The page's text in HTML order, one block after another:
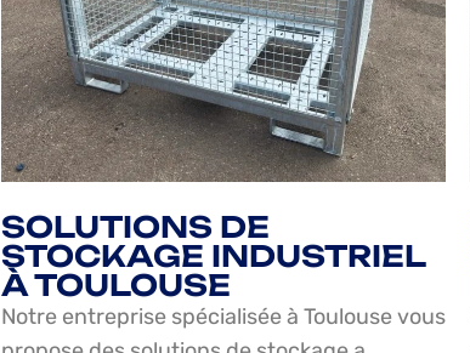
SOLUTIONS DE
STOCKAGE INDUSTRIEL
À TOULOUSE
Notre entreprise spécialisée à Toulouse vous